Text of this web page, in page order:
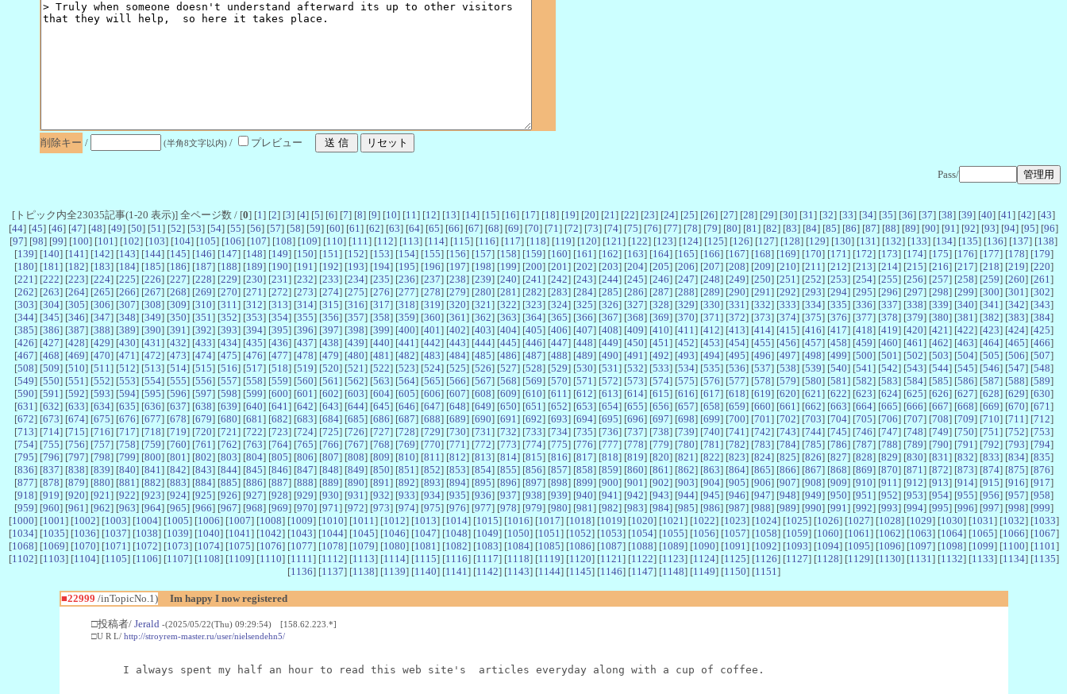
削除キー / (半角8文字以内) / プレビュー
Pass/
[トピック内全23035記事(1-20 表示)] 全ページ数 / [0] [1 ] [2] [3] [4] [5] [6] [7] [8] [9] [10] [11 ] [12] [13] [14] [15] [16] [17] [18] [19] [20] [21 ] [22] [23] [24] [25] [26] [27] [28] [29] [30] [31 ] [32] [33] [34] [35] [36] [37] [38] [39] [40] [41 ] [42] [43]
[44] [45] [46] [47] [48] [49] [50] [51 ] [52] [53] [54] [55] [56] [57] [58] [59] [60] [61 ] [62] [63] [64] [65] [66] [67] [68] [69] [70] [71 ] [72] [73] [74] [75] [76] [77] [78] [79] [80] [81 ] [82] [83] [84] [85] [86] [87] [88] [89] [90] [91 ] [92] [93] [94] [95] [96]
[97] [98] [99] [100] [101 ] [102] [103] [104] [105] [106] [107] [108] [109] [110] [111 ] [112] [113] [114] [115] [116] [117] [118] [119] [120] [121 ] [122] [123] [124] [125] [126] [127] [128] [129] [130] [131 ] [132] [133] [134] [135] [136] [137] [138]
[139] [140] [141 ] [142] [143] [144] [145] [146] [147] [148] [149] [150] [151 ] [152] [153] [154] [155] [156] [157] [158] [159] [160] [161 ] [162] [163] [164] [165] [166] [167] [168] [169] [170] [171 ] [172] [173] [174] [175] [176] [177] [178] [179]
[180] [181 ] [182] [183] [184] [185] [186] [187] [188] [189] [190] [191 ] [192] [193] [194] [195] [196] [197] [198] [199] [200] [201 ] [202] [203] [204] [205] [206] [207] [208] [209] [210] [211 ] [212] [213] [214] [215] [216] [217] [218] [219] [220]
[221 ] [222] [223] [224] [225] [226] [227] [228] [229] [230] [231 ] [232] [233] [234] [235] [236] [237] [238] [239] [240] [241 ] [242] [243] [244] [245] [246] [247] [248] [249] [250] [251 ] [252] [253] [254] [255] [256] [257] [258] [259] [260] [261 ]
[262] [263] [264] [265] [266] [267] [268] [269] [270] [271 ] [272] [273] [274] [275] [276] [277] [278] [279] [280] [281 ] [282] [283] [284] [285] [286] [287] [288] [289] [290] [291 ] [292] [293] [294] [295] [296] [297] [298] [299] [300] [301 ] [302]
[303] [304] [305] [306] [307] [308] [309] [310] [311 ] [312] [313] [314] [315] [316] [317] [318] [319] [320] [321 ] [322] [323] [324] [325] [326] [327] [328] [329] [330] [331 ] [332] [333] [334] [335] [336] [337] [338] [339] [340] [341 ] [342] [343]
[344] [345] [346] [347] [348] [349] [350] [351 ] [352] [353] [354] [355] [356] [357] [358] [359] [360] [361 ] [362] [363] [364] [365] [366] [367] [368] [369] [370] [371 ] [372] [373] [374] [375] [376] [377] [378] [379] [380] [381 ] [382] [383] [384]
[385] [386] [387] [388] [389] [390] [391 ] [392] [393] [394] [395] [396] [397] [398] [399] [400] [401 ] [402] [403] [404] [405] [406] [407] [408] [409] [410] [411 ] [412] [413] [414] [415] [416] [417] [418] [419] [420] [421 ] [422] [423] [424] [425]
[426] [427] [428] [429] [430] [431 ] [432] [433] [434] [435] [436] [437] [438] [439] [440] [441 ] [442] [443] [444] [445] [446] [447] [448] [449] [450] [451 ] [452] [453] [454] [455] [456] [457] [458] [459] [460] [461 ] [462] [463] [464] [465] [466]
[467] [468] [469] [470] [471 ] [472] [473] [474] [475] [476] [477] [478] [479] [480] [481 ] [482] [483] [484] [485] [486] [487] [488] [489] [490] [491 ] [492] [493] [494] [495] [496] [497] [498] [499] [500] [501 ] [502] [503] [504] [505] [506] [507]
[508] [509] [510] [511 ] [512] [513] [514] [515] [516] [517] [518] [519] [520] [521 ] [522] [523] [524] [525] [526] [527] [528] [529] [530] [531 ] [532] [533] [534] [535] [536] [537] [538] [539] [540] [541 ] [542] [543] [544] [545] [546] [547] [548]
[549] [550] [551 ] [552] [553] [554] [555] [556] [557] [558] [559] [560] [561 ] [562] [563] [564] [565] [566] [567] [568] [569] [570] [571 ] [572] [573] [574] [575] [576] [577] [578] [579] [580] [581 ] [582] [583] [584] [585] [586] [587] [588] [589]
[590] [591 ] [592] [593] [594] [595] [596] [597] [598] [599] [600] [601 ] [602] [603] [604] [605] [606] [607] [608] [609] [610] [611 ] [612] [613] [614] [615] [616] [617] [618] [619] [620] [621 ] [622] [623] [624] [625] [626] [627] [628] [629] [630]
[631 ] [632] [633] [634] [635] [636] [637] [638] [639] [640] [641 ] [642] [643] [644] [645] [646] [647] [648] [649] [650] [651 ] [652] [653] [654] [655] [656] [657] [658] [659] [660] [661 ] [662] [663] [664] [665] [666] [667] [668] [669] [670] [671 ]
[672] [673] [674] [675] [676] [677] [678] [679] [680] [681 ] [682] [683] [684] [685] [686] [687] [688] [689] [690] [691 ] [692] [693] [694] [695] [696] [697] [698] [699] [700] [701 ] [702] [703] [704] [705] [706] [707] [708] [709] [710] [711 ] [712]
[713] [714] [715] [716] [717] [718] [719] [720] [721 ] [722] [723] [724] [725] [726] [727] [728] [729] [730] [731 ] [732] [733] [734] [735] [736] [737] [738] [739] [740] [741 ] [742] [743] [744] [745] [746] [747] [748] [749] [750] [751 ] [752] [753]
[754] [755] [756] [757] [758] [759] [760] [761 ] [762] [763] [764] [765] [766] [767] [768] [769] [770] [771 ] [772] [773] [774] [775] [776] [777] [778] [779] [780] [781 ] [782] [783] [784] [785] [786] [787] [788] [789] [790] [791 ] [792] [793] [794]
[795] [796] [797] [798] [799] [800] [801 ] [802] [803] [804] [805] [806] [807] [808] [809] [810] [811 ] [812] [813] [814] [815] [816] [817] [818] [819] [820] [821 ] [822] [823] [824] [825] [826] [827] [828] [829] [830] [831 ] [832] [833] [834] [835]
[836] [837] [838] [839] [840] [841 ] [842] [843] [844] [845] [846] [847] [848] [849] [850] [851 ] [852] [853] [854] [855] [856] [857] [858] [859] [860] [861 ] [862] [863] [864] [865] [866] [867] [868] [869] [870] [871 ] [872] [873] [874] [875] [876]
[877] [878] [879] [880] [881 ] [882] [883] [884] [885] [886] [887] [888] [889] [890] [891 ] [892] [893] [894] [895] [896] [897] [898] [899] [900] [901 ] [902] [903] [904] [905] [906] [907] [908] [909] [910] [911 ] [912] [913] [914] [915] [916] [917]
[918] [919] [920] [921 ] [922] [923] [924] [925] [926] [927] [928] [929] [930] [931 ] [932] [933] [934] [935] [936] [937] [938] [939] [940] [941 ] [942] [943] [944] [945] [946] [947] [948] [949] [950] [951 ] [952] [953] [954] [955] [956] [957] [958]
[959] [960] [961 ] [962] [963] [964] [965] [966] [967] [968] [969] [970] [971 ] [972] [973] [974] [975] [976] [977] [978] [979] [980] [981 ] [982] [983] [984] [985] [986] [987] [988] [989] [990] [991 ] [992] [993] [994] [995] [996] [997] [998] [999]
[1000] [1001 ] [1002] [1003] [1004] [1005] [1006] [1007] [1008] [1009] [1010] [1011 ] [1012] [1013] [1014] [1015] [1016] [1017] [1018] [1019] [1020] [1021 ] [1022] [1023] [1024] [1025] [1026] [1027] [1028] [1029] [1030] [1031 ] [1032] [1033]
[1034] [1035] [1036] [1037] [1038] [1039] [1040] [1041 ] [1042] [1043] [1044] [1045] [1046] [1047] [1048] [1049] [1050] [1051 ] [1052] [1053] [1054] [1055] [1056] [1057] [1058] [1059] [1060] [1061 ] [1062] [1063] [1064] [1065] [1066] [1067]
[1068] [1069] [1070] [1071 ] [1072] [1073] [1074] [1075] [1076] [1077] [1078] [1079] [1080] [1081 ] [1082] [1083] [1084] [1085] [1086] [1087] [1088] [1089] [1090] [1091 ] [1092] [1093] [1094] [1095] [1096] [1097] [1098] [1099] [1100] [1101 ]
[1102] [1103] [1104] [1105] [1106] [1107] [1108] [1109] [1110] [1111 ] [1112] [1113] [1114] [1115] [1116] [1117] [1118] [1119] [1120] [1121 ] [1122] [1123] [1124] [1125] [1126] [1127] [1128] [1129] [1130] [1131 ] [1132] [1133] [1134] [1135]
[1136] [1137] [1138] [1139] [1140] [1141 ] [1142] [1143] [1144] [1145] [1146] [1147] [1148] [1149] [1150] [1151 ]
■22999 /inTopicNo.1) Im happy I now registered
□投稿者/ Jerald -(2025/05/22(Thu) 09:29:54) [158.62.223.*]
□U R L/ http://stroyrem-master.ru/user/nielsendehn5/
I always spent my half an hour to read this web site's  articles everyday along with a cup of coffee.